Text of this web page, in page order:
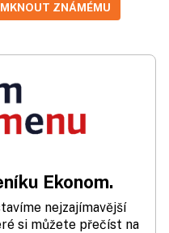
ZNÁMÉMU
Ekonom.
nejzajímavější
si můžete přečíst na